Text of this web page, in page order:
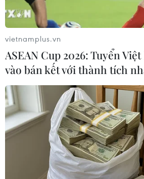
#Nam Phi #Rượu bia #Tửu lượng
#Huyết áp
#Xơ gan
#Tai nạn
Theo dõi VietnamPlus
vietnamplus.vn
ASEAN Cup 2026: Tuyển
vào bán kết với thành tích